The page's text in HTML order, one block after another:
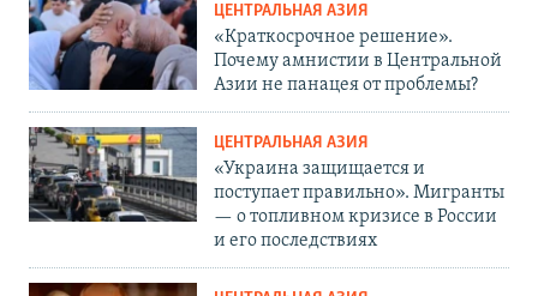
ЦЕНТРАЛЬНАЯ АЗИЯ
«Краткосрочное решение».
Почему амнистии в Центральной
Азии не панацея от проблемы?
ЦЕНТРАЛЬНАЯ АЗИЯ
«Украина защищается и
поступает правильно». Мигранты
— о топливном кризисе в России
и его последствиях